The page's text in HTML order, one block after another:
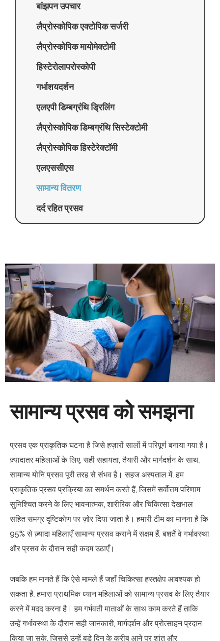
बांझपन उपचार
लैप्रोस्कोपिक एक्टोपिक सर्जरी
लैप्रोस्कोपिक मायोमेक्टोमी
हिस्टेरोलापरोस्कोपी
गर्भाशयदर्शन
एलएपी डिम्बग्रंथि ड्रिलिंग
लैप्रोस्कोपिक डिम्बग्रंथि सिस्टेक्टोमी
लैप्रोस्कोपिक हिस्टेरेक्टॉमी
एलएससीएस
सामान्य वितरण
दर्द रहित प्रसव
सामान्य प्रसव को समझना
प्रसव एक प्राकृतिक घटना है जिसे हज़ारों सालों में परिपूर्ण बनाया गया है।
ज़्यादातर महिलाओं के लिए, सही सहायता, तैयारी और मार्गदर्शन के साथ,
सामान्य योनि प्रसव पूरी तरह से संभव है। सहज अस्पताल में, हम
प्राकृतिक प्रसव प्रक्रिया का समर्थन करते हैं, जिसमें सर्वोत्तम परिणाम
सुनिश्चित करने के लिए भावनात्मक, शारीरिक और चिकित्सा देखभाल
सहित समग्र दृष्टिकोण पर ज़ोर दिया जाता है। हमारी टीम का मानना है कि
95% से ज़्यादा महिलाएँ सामान्य प्रसव कराने में सक्षम हैं, बशर्ते वे गर्भावस्था
और प्रसव के दौरान सही कदम उठाएँ।
जबकि हम मानते हैं कि ऐसे मामले हैं जहाँ चिकित्सा हस्तक्षेप आवश्यक हो
सकता है, हमारा प्राथमिक ध्यान महिलाओं को सामान्य प्रसव के लिए तैयार
करने में मदद करना है। हम गर्भवती माताओं के साथ काम करते हैं ताकि
उन्हें गर्भावस्था के दौरान सही जानकारी, मार्गदर्शन और प्रोत्साहन प्रदान
किया जा सके, जिससे उन्हें बड़े दिन के करीब आने पर शांत और